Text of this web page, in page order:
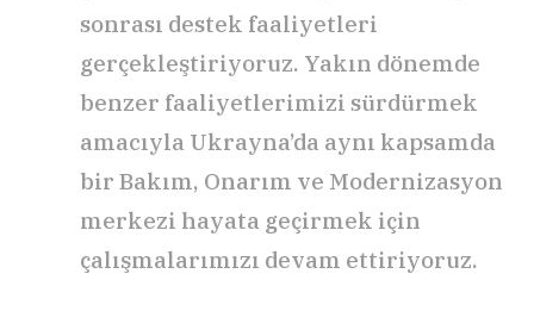
sonrası destek faaliyetleri
gerçekleştiriyoruz. Yakın dönemde
benzer faaliyetlerimizi sürdürmek
amacıyla Ukrayna’da aynı kapsamda
bir Bakım, Onarım ve Modernizasyon
merkezi hayata geçirmek için
çalışmalarımızı devam ettiriyoruz.